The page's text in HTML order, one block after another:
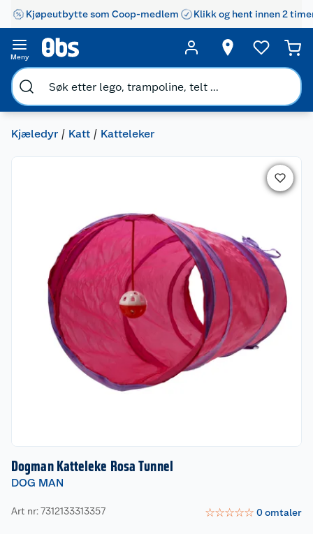
Kjøpeutbytte som Coop-medlem Klikk og hent innen 2
Meny
Kjæledyr Katt Katteleker
Dogman Katteleke Rosa Tunnel
DOG MAN
Art nr: 7312133313357 ☆☆☆☆☆ 0omtaler